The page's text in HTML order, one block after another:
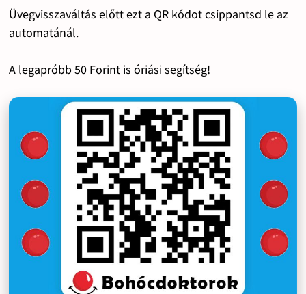
Üvegvisszaváltás előtt ezt a QR kódot csippantsd le az
automatánál.
A legapróbb 50 Forint is óriási segítség!